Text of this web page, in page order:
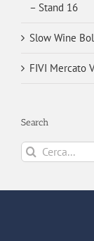
– Stand 16
Slow Wine
FIVI Mercato
Search
Cerca
per: